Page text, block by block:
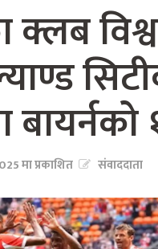
क्लब
मा प्रकाशित संवाददाता